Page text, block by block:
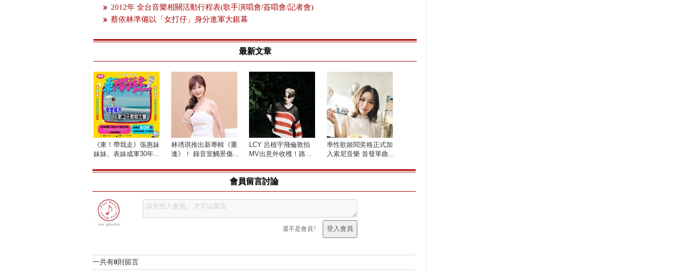
2012年 全台音樂相關活動行程表(歌手演唱會/簽唱會/記者會)
蔡依林準備以「女打仔」身分進軍大銀幕
最新文章
《東！帶我走》張惠妹
妹妹、表妹成軍30年...
林琇琪推出新專輯《重
逢》！ 錄音室觸景傷...
LCY 呂植宇飛倫敦拍
MV出意外收穫！路...
率性歌姬閻奕格正式加
入索尼音樂 首發單曲...
會員留言討論
還不是會員?
一共有0則留言